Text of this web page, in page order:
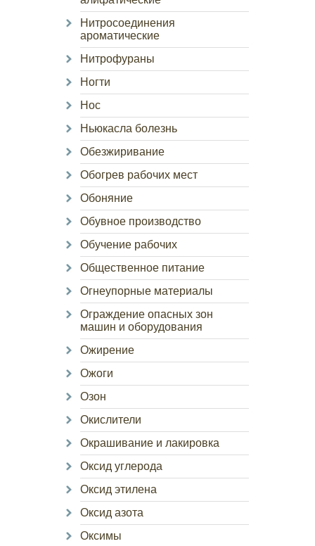
Нитросоединения
ароматические
Нитрофураны
Ногти
Нос
Ньюкасла болезнь
Обезжиривание
Обогрев рабочих мест
Обоняние
Обувное производство
Обучение рабочих
Общественное питание
Огнеупорные материалы
Ограждение опасных зон
машин и оборудования
Ожирение
Ожоги
Озон
Окислители
Окрашивание и лакировка
Оксид углерода
Оксид этилена
Оксид азота
Оксимы